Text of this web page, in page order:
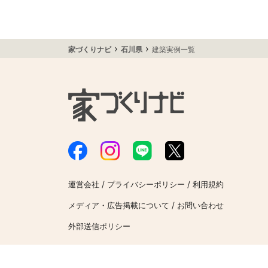
家づくりナビ› 石川県 › 建築実例一覧
運営会社 / プライバシーポリシー / 利用規約
メディア・広告掲載について / お問い合わせ
外部送信ポリシー